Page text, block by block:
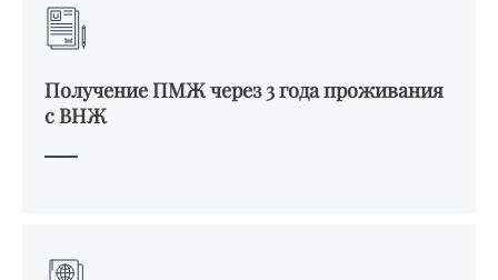
Получение ПМЖ через 3 года проживания
с ВНЖ